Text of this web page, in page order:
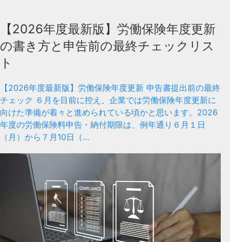
【2026年度最新版】労働保険年度更新
の書き方と申告前の最終チェックリス
ト
【2026年度最新版】労働保険年度更新 申告書提出前の最終
チェック ６月を目前に控え、企業では労働保険年度更新に
向けた準備が着々と進められている頃かと思います。2026
年度の労働保険料申告・納付期限は、例年通り６月１日
（月）から７月10日（…